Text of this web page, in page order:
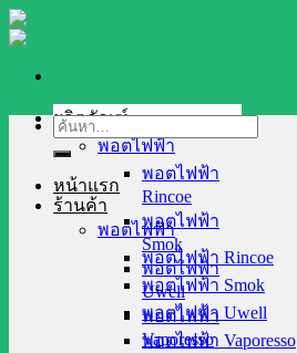
Skip
to
ผลิตภัณฑ์
พอตไฟฟ้า
พอตไฟฟ้า
Rincoe
พอตไฟฟ้า
Smok
พอตไฟฟ้า
Uwell
พอตไฟฟ้า
Vaporesso
ค้นหา:
หน้าแรก
ร้านค้า
พอตไฟฟ้า
พอตไฟฟ้า Rincoe
พอตไฟฟ้า Smok
พอตไฟฟ้า Uwell
พอตไฟฟ้า Vaporesso